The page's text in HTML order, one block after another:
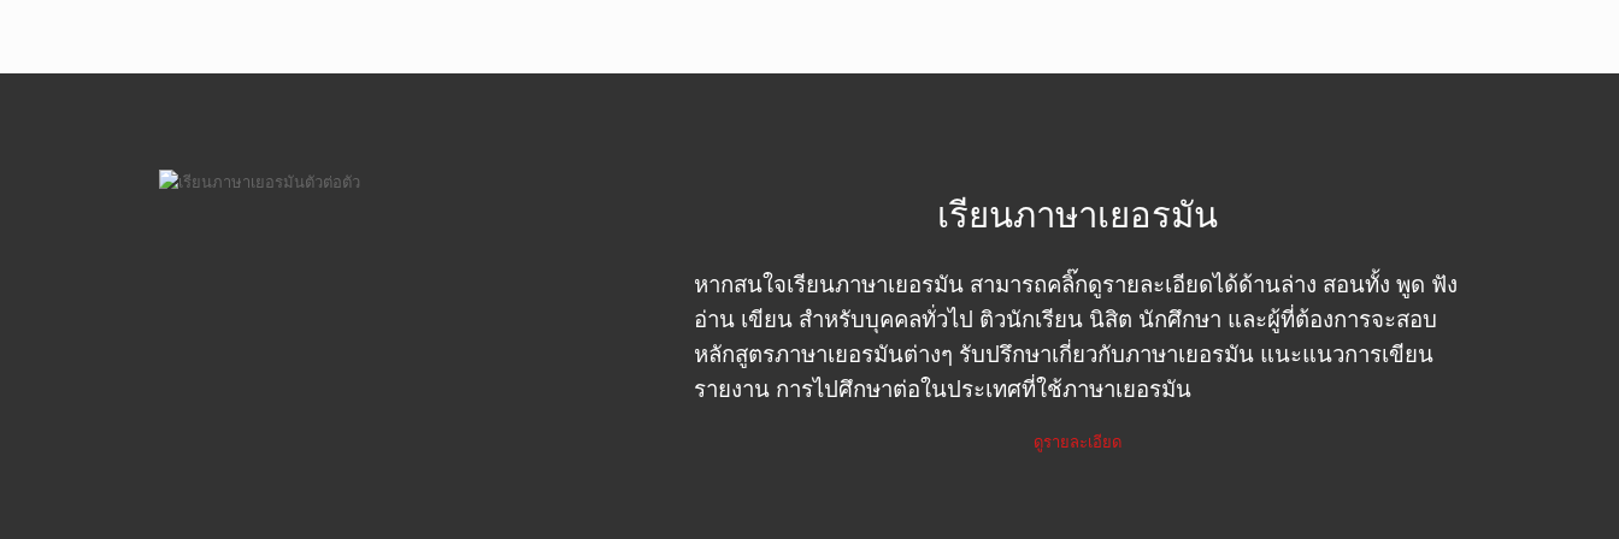
เรียนภาษาเยอรมัน
หากสนใจเรียนภาษาเยอรมัน สามารถคลิ๊กดูรายละเอียดได้ด้านล่าง สอนทั้ง พูด ฟัง
อ่าน เขียน สำหรับบุคคลทั่วไป ติวนักเรียน นิสิต นักศึกษา และผู้ที่ต้องการจะสอบ
หลักสูตรภาษาเยอรมันต่างๆ รับปรึกษาเกี่ยวกับภาษาเยอรมัน แนะแนวการเขียน
รายงาน การไปศึกษาต่อในประเทศที่ใช้ภาษาเยอรมัน
ดูรายละเอียด